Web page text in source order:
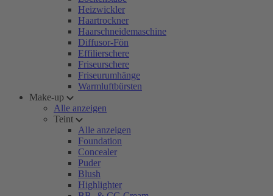
Heizwickler
Haartrockner
Haarschneidemaschine
Diffusor-Fön
Effilierschere
Friseurschere
Friseurumhänge
Warmluftbürsten
Make-up
Alle anzeigen
Teint
Alle anzeigen
Foundation
Concealer
Puder
Blush
Highlighter